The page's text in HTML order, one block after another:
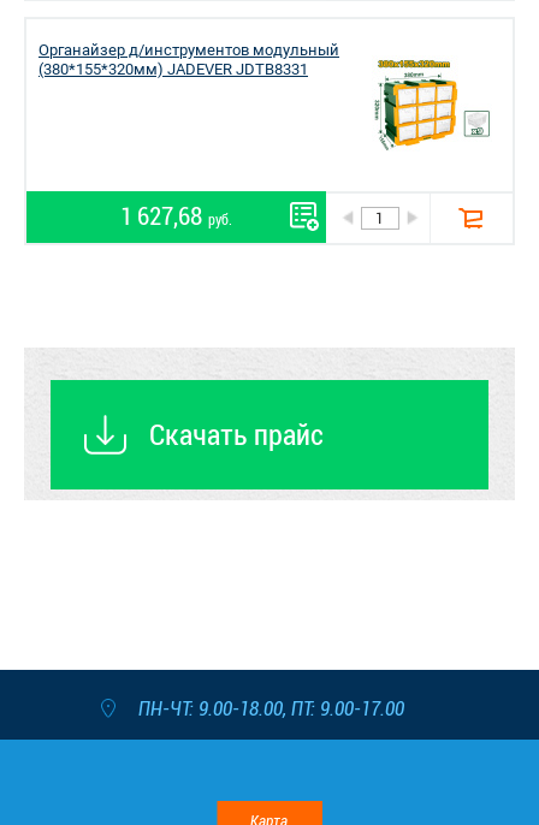
Органайзер д/инструментов модульный
(380*155*320мм) JADEVER JDTB8331
1 627,68 руб.
Скачать прайс
ПН-ЧТ: 9.00-18.00, ПТ: 9.00-17.00
Карта